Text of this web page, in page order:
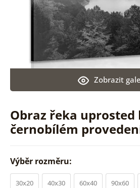
Obraz řeka uprosted
černobílém
Zobrazit
Výběr rozměru:
30x20 40x30 60x40 90x60